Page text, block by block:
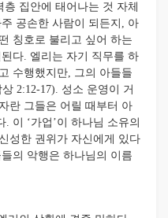
집안에 태어나는 것 자체
공손한 사람이 되든지, 아
칭호로 불리고 싶어 하는
다. 엘리는 자기 직무를 하
수행했지만, 그의 아들들
2:12-17). 성소 운영이 거
란 그들은 어릴 때부터 아
이 ‘가업’이 하나님 소유의
성한 권위가 자신에게 있다
의 악행은 하나님의 이름